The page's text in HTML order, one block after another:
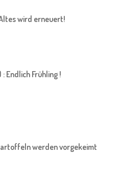
wird erneuert!
Endlich Frühling !
werden vorgekeimt